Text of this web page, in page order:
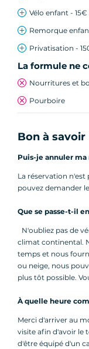
Vélo enfant - 15€
Remorque
Privatisation -
La formule ne
Nourritures et
Pourboire
Bon à savoir
Puis-je annuler ma
La réservation n'est
pouvez demander
Que se passe-t-il
N'oubliez pas de
climat continental.
temps et nous
ou neige, nous
plus tôt possible.
À quelle heure
Merci d'arriver au
visite afin d'avoir le
d'être équipé d'un